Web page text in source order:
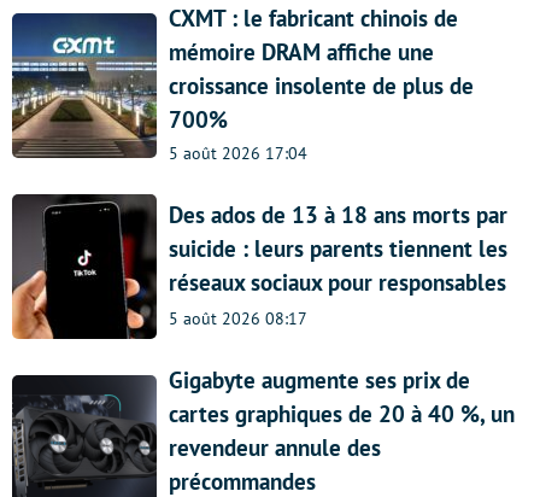
CXMT : le fabricant chinois de
mémoire DRAM affiche une
croissance insolente de plus de
700%
5 août 2026 17:04
Des ados de 13 à 18 ans morts par
suicide : leurs parents tiennent les
réseaux sociaux pour responsables
5 août 2026 08:17
Gigabyte augmente ses prix de
cartes graphiques de 20 à 40 %, un
revendeur annule des
précommandes